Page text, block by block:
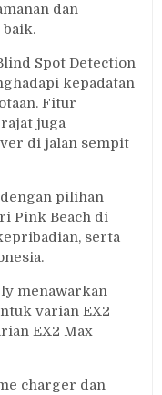
dan
Spot Detection
kepadatan
Fitur
juga
di jalan sempit
pilihan
Pink Beach di
serta
menawarkan
varian EX2
EX2 Max
charger dan